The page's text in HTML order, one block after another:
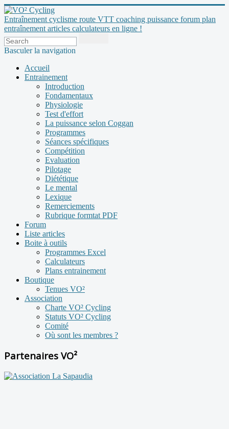
Entraînement cyclisme route VTT coaching puissance forum plan
entraînement articles calculateurs en ligne !
Basculer la navigation
Accueil
Entrainement
Introduction
Fondamentaux
Physiologie
Test d'effort
La puissance selon Coggan
Programmes
Séances spécifiques
Compétition
Evaluation
Pilotage
Diététique
Le mental
Lexique
Remerciements
Rubrique formtat PDF
Forum
Liste articles
Boite à outils
Programmes Excel
Calculateurs
Plans entrainement
Boutique
Tenues VO²
Association
Charte VO² Cycling
Statuts VO² Cycling
Comité
Où sont les membres ?
Partenaires VO²